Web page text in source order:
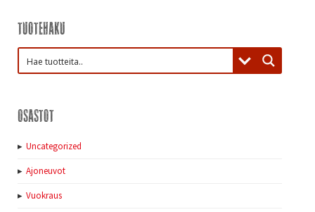
Tuotehaku
Osastot
Uncategorized
Ajoneuvot
Vuokraus